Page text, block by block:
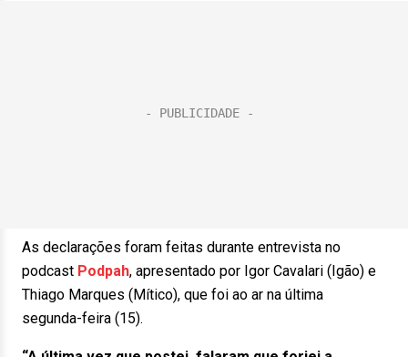
As declarações foram feitas durante entrevista no
podcast Podpah, apresentado por Igor Cavalari (Igão) e
Thiago Marques (Mítico), que foi ao ar na última
segunda-feira (15).